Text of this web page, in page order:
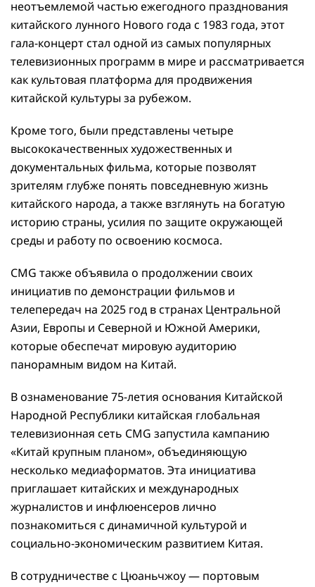
неотъемлемой частью ежегодного празднования
китайского лунного Нового года с 1983 года, этот
гала-концерт стал одной из самых популярных
телевизионных программ в мире и рассматривается
как культовая платформа для продвижения
китайской культуры за рубежом.
Кроме того, были представлены четыре
высококачественных художественных и
документальных фильма, которые позволят
зрителям глубже понять повседневную жизнь
китайского народа, а также взглянуть на богатую
историю страны, усилия по защите окружающей
среды и работу по освоению космоса.
CMG также объявила о продолжении своих
инициатив по демонстрации фильмов и
телепередач на 2025 год в странах Центральной
Азии, Европы и Северной и Южной Америки,
которые обеспечат мировую аудиторию
панорамным видом на Китай.
В ознаменование 75-летия основания Китайской
Народной Республики китайская глобальная
телевизионная сеть CMG запустила кампанию
«Китай крупным планом», объединяющую
несколько медиаформатов. Эта инициатива
приглашает китайских и международных
журналистов и инфлюенсеров лично
познакомиться с динамичной культурой и
социально-экономическим развитием Китая.
В сотрудничестве с Цюаньчжоу — портовым